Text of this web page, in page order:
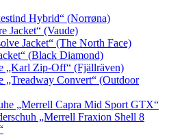
Hybrid“ (Norrøna)
Jacket“ (Vaude)
Jacket“ (The North Face)
(Black Diamond)
„Karl Zip-Off“ (Fjällräven)
„Treadway Convert“ (Outdoor
„Merrell Capra Mid Sport GTX“
„Merrell Fraxion Shell 8